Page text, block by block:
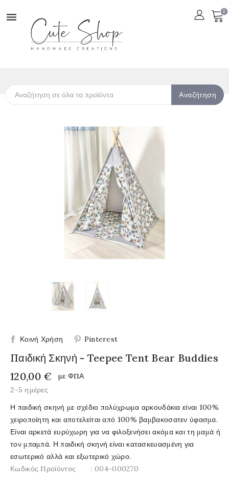
 0
Αναζήτηση
Κοινή Χρήση Pinterest
Παιδική Σκηνή - Teepee Tent Bear Buddies
120,00 €
με ΦΠΑ
2-5 ημέρες
Η παιδική σκηνή με σχέδιο πολύχρωμα αρκουδάκια είναι 100%
χειροποίητη και αποτελείται από 100% βαμβακοσατεν ύφασμα.
Είναι αρκετά ευρύχωρη για να φιλοξενήσει ακόμα και τη μαμά ή
τον μπαμπά. Η παιδική σκηνή είναι κατασκευασμένη για
εσωτερικό αλλά και εξωτερικό χώρο.
Κωδικός Προϊόντος
: 004-000270